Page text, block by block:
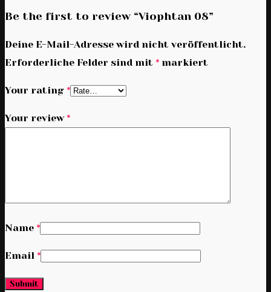
Be the first to review “Viophtan 08”
Deine E-Mail-Adresse wird nicht veröffentlicht.
Erforderliche Felder sind mit * markiert
Your rating *
Your review *
Name *
Email *